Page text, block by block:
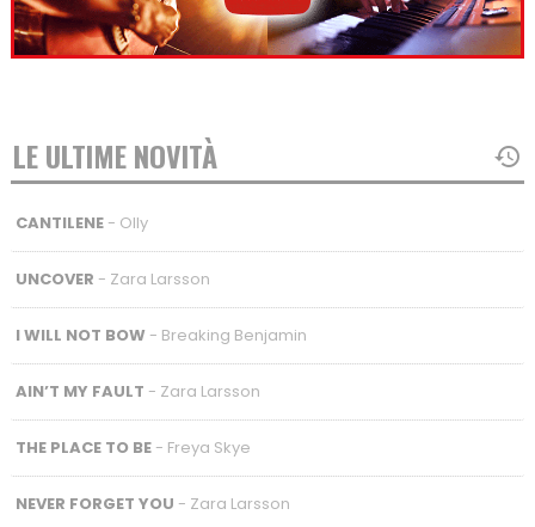
LE ULTIME NOVITÀ
CANTILENE- Olly
UNCOVER - Zara Larsson
I WILL NOT BOW - Breaking Benjamin
AIN’T MY FAULT - Zara Larsson
THE PLACE TO BE- Freya Skye
NEVER FORGET YOU - Zara Larsson